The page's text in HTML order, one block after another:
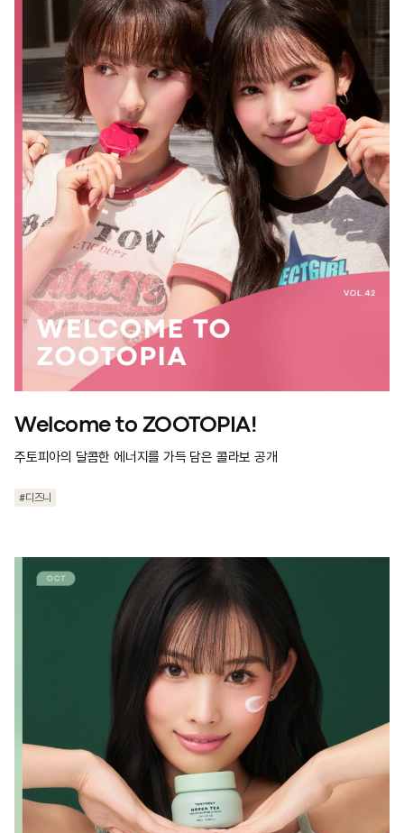
Welcome to ZOOTOPIA!
주토피아의 달콤한 에너지를 가득 담은 콜라보 공개
#디즈니